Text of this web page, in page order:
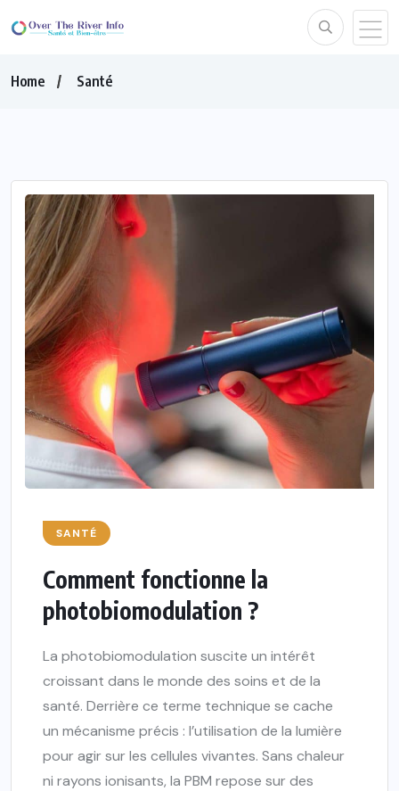
Home Santé
SANTÉ
Comment fonctionne la
photobiomodulation ?
La photobiomodulation suscite un intérêt
croissant dans le monde des soins et de la
santé. Derrière ce terme technique se cache
un mécanisme précis : l’utilisation de la lumière
pour agir sur les cellules vivantes. Sans chaleur
ni rayons ionisants, la PBM repose sur des